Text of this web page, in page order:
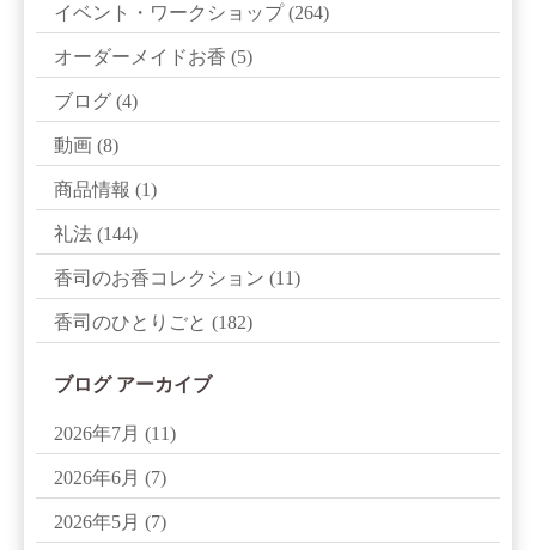
イベント・ワークショップ(264)
オーダーメイドお香 (5)
ブログ (4)
動画 (8)
商品情報 (1)
礼法 (144)
香司のお香コレクション (11)
香司のひとりごと (182)
ブログ アーカイブ
2026年7月 (11)
2026年6月 (7)
2026年5月 (7)